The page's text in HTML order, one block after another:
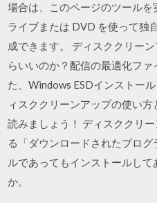
場合は、このページのツールを
ライブまたは DVD を使って独
成できます。 ディスククリー
らいいのか？配信の最適化フ
た、Windows ESDインストー
ィスククリーンアップの使い
読みましょう！ ディスククリ
る「ダウンロードされたプロ
ルであってもインストールし
か。